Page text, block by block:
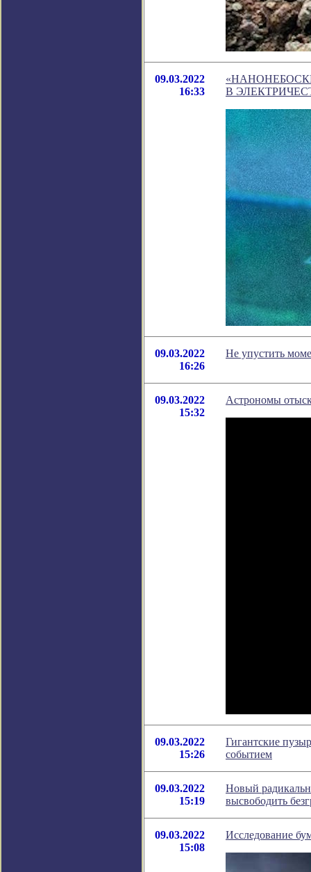
09.03.2022
16:33
В
09.03.2022
16:26
Не упустить
09.03.2022
15:32
Астрономы
09.03.2022
15:26
Гигантские
событием
09.03.2022
15:19
Новый
высвободить
09.03.2022
15:08
Исследование